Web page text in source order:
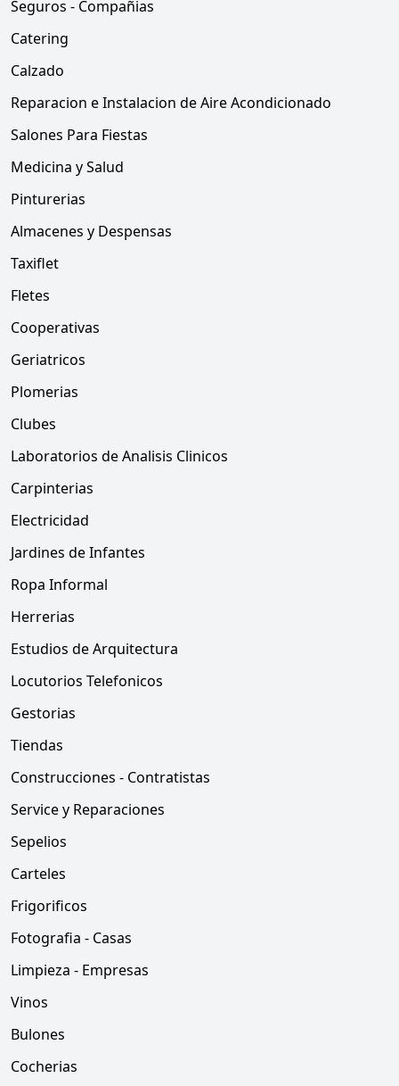
Seguros - Compañias
Catering
Calzado
Reparacion e Instalacion de Aire Acondicionado
Salones Para Fiestas
Medicina y Salud
Pinturerias
Almacenes y Despensas
Taxiflet
Fletes
Cooperativas
Geriatricos
Plomerias
Clubes
Laboratorios de Analisis Clinicos
Carpinterias
Electricidad
Jardines de Infantes
Ropa Informal
Herrerias
Estudios de Arquitectura
Locutorios Telefonicos
Gestorias
Tiendas
Construcciones - Contratistas
Service y Reparaciones
Sepelios
Carteles
Frigorificos
Fotografia - Casas
Limpieza - Empresas
Vinos
Bulones
Cocherias